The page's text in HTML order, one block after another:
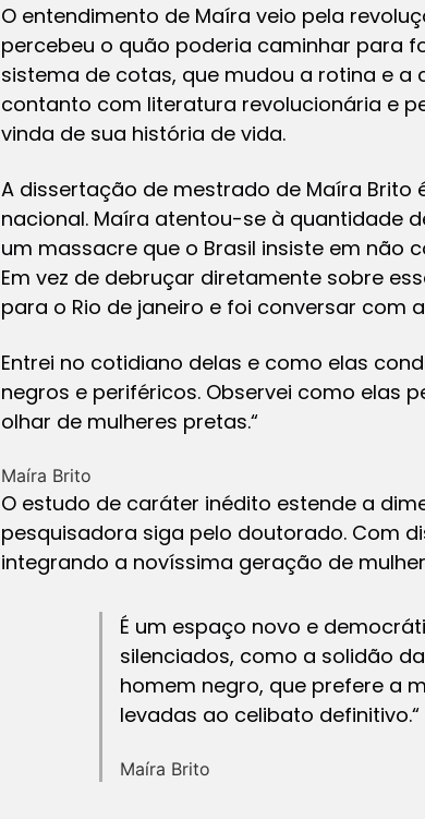
O entendimento de Maíra veio pela
percebeu o quão poderia caminhar para
sistema de cotas, que mudou a rotina e a
contanto com literatura revolucionária e
vinda de sua história de vida.
A dissertação de mestrado de Maíra
nacional. Maíra atentou-se à quantidade
um massacre que o Brasil insiste em não
Em vez de debruçar diretamente sobre
para o Rio de janeiro e foi conversar com
Entrei no cotidiano delas e como elas
negros e periféricos. Observei como elas
olhar de mulheres pretas.“
Maíra Brito
O estudo de caráter inédito estende a
pesquisadora siga pelo doutorado. Com
integrando a novíssima geração de
É um espaço novo e
silenciados, como a solidão
homem negro, que prefere a
levadas ao celibato definitivo.“
Maíra Brito